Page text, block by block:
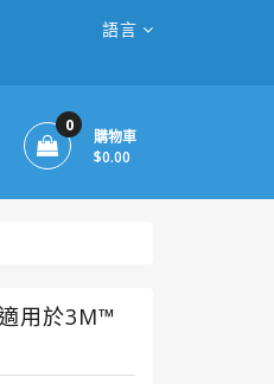
語言
購物車
0
$0.00
用於3M™